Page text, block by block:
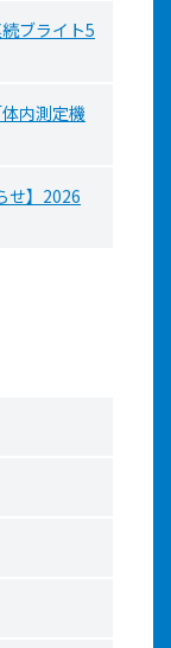
ブライト5
内測定機
せ】2026